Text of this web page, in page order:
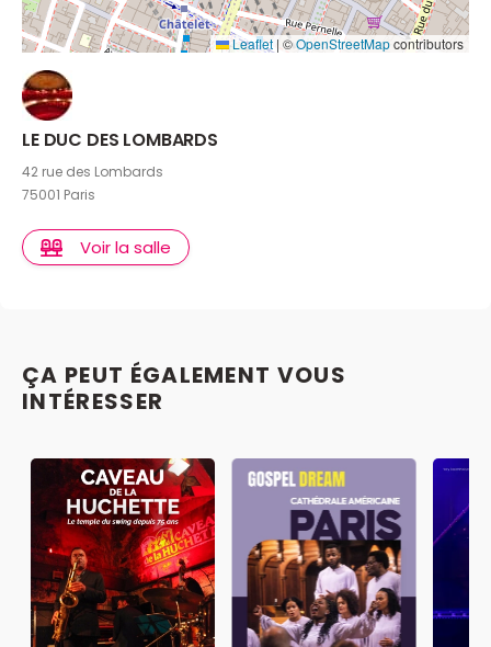
Leaflet | ©OpenStreetMapcontributors
LE DUC DES LOMBARDS
42 rue des Lombards
75001 Paris
Voir la salle
ÇA PEUT ÉGALEMENT VOUS
INTÉRESSER